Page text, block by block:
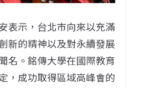
表示，台北市向來以充滿
新的精神以及對永續發展
名。銘傳大學在國際教育
，成功取得區域高峰會的